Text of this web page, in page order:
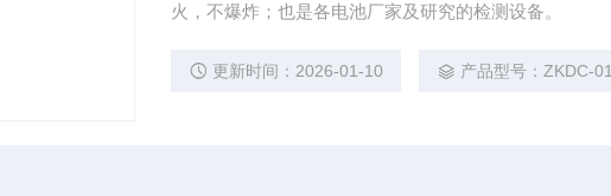
火，不爆炸；也是各电池厂家及研究的检测设备。
更新时间：2026-01-10 产品型号：ZKDC-01